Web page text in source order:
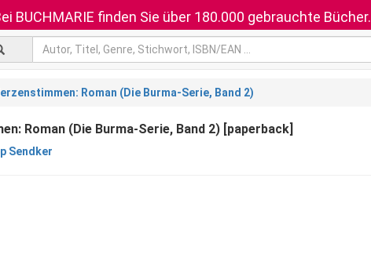
BUCHMARIE finden Sie über 180.000 gebrauchte Bücher.
Roman (Die Burma-Serie, Band 2)
Roman (Die Burma-Serie, Band 2) [paperback]
Sendker